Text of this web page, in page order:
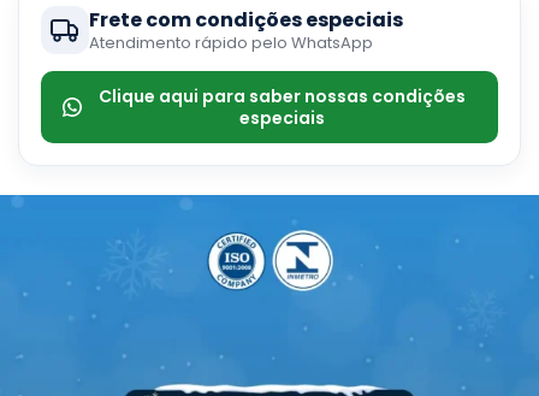
Frete com condições especiais
Atendimento rápido pelo WhatsApp
Clique aqui para saber nossas condições
especiais